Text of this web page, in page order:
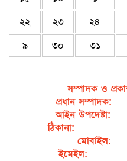
২২
২৩ ২৪
৯
৩০ ৩১
সম্পাদক ও
প্রধান সম্পাদক:
আইন উপদেষ্টা:
ঠিকানা:গর্জনখোলা,
মোবাইল:
ইমেইল: